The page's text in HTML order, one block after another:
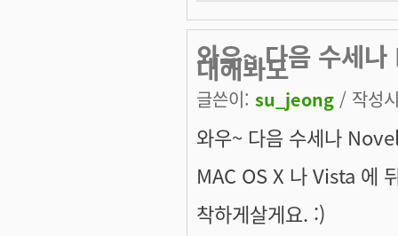
와우~ 다음 수세
대해봐도
글쓴이: su_jeong / 작성
와우~ 다음 수세나
MAC OS X 나 Vista 에
착하게살게요. :)